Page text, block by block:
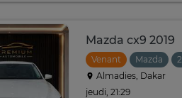
Mazda cx9 2019
Venant Mazda
Almadies, Dakar
jeudi, 21:29